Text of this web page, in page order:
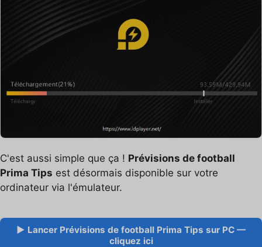
C'est aussi simple que ça ! Prévisions de football
Prima Tips est désormais disponible sur votre
ordinateur via l'émulateur.
▶ Lancer Prévisions de football Prima Tips sur PC —
cliquez ici